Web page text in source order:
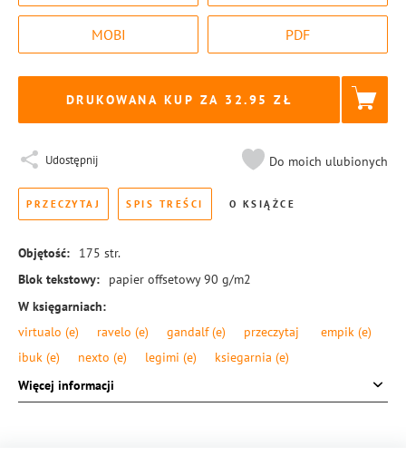
MOBI PDF
DRUKOWANA KUP ZA 32.95
Udostępnij Do moich ulubionych
PRZECZYTAJ SPIS TREŚCI O KSIĄŻCE
Objętość: 175 str.
Blok tekstowy:
papier offsetowy 90 g/m2
W księgarniach:
virtualo (e) ravelo (e) gandalf (e) przeczytaj empik (e)
ibuk (e) nexto (e) legimi (e) ksiegarnia (e)
Format: 145 × 205 mm
Więcej informacji